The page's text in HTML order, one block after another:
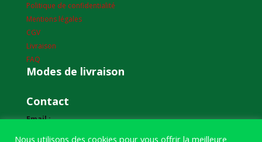
Politique de confidentialité
Mentions légales
CGV
Livraison
FAQ
Modes de livraison
Contact
Email :
Nous utilisons des cookies pour vous offrir la meilleure